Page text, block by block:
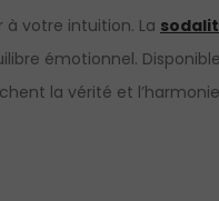
à votre intuition. La
émotionnel.
la vérité et